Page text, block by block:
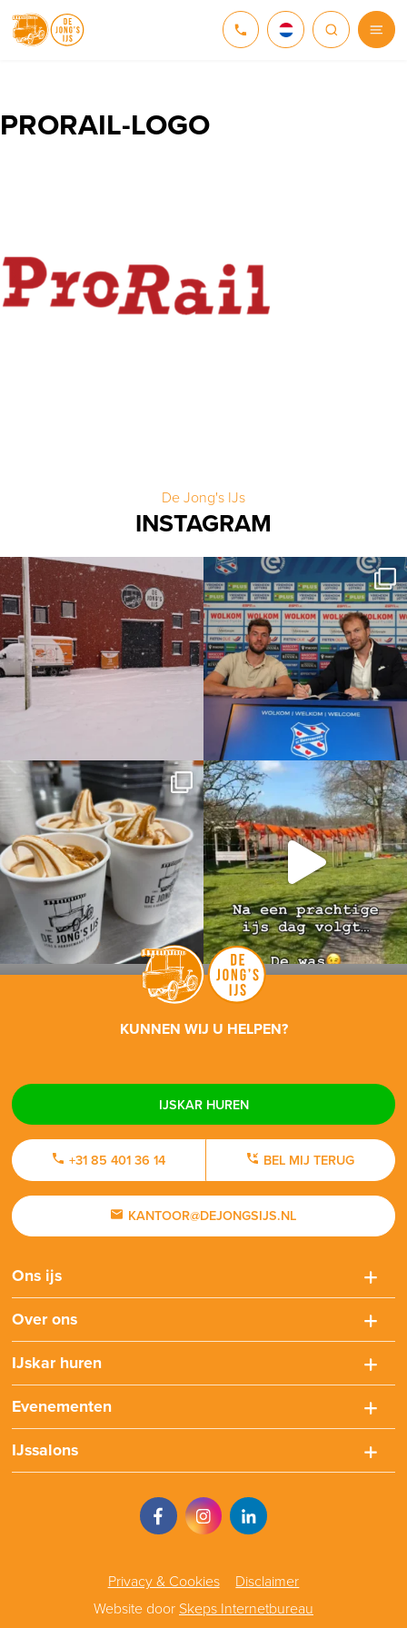
NEDERLANDS
PRORAIL-LOGO
De Jong's IJs
INSTAGRAM
KUNNEN WIJ U HELPEN?
IJSKAR HUREN
+31 85 401 36 14 BEL MIJ TERUG
KANTOOR@DEJONGSIJS.NL
Ons ijs
Over ons
IJskar huren
Evenementen
IJssalons
Privacy & Cookies
Disclaimer
Website door Skeps Internetbureau